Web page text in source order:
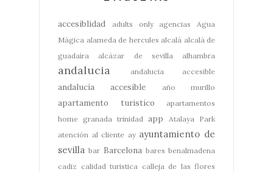
accesiblidad adults only agencias
Agua
Mágica alameda de hercules alcalá alcalá de
guadaíra
alcázar de sevilla alhambra
andalucia andalucia accesible
andalucía accesible año murillo
apartamento turistico
apartamentos
home granada trinidad app
Atalaya Park
atención al cliente ay ayuntamiento de
sevilla bar Barcelona bares benalmadena
cadiz calidad turistica calleja de las flores